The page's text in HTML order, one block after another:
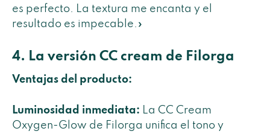
es perfecto. La textura me encanta y el
resultado es impecable.»
4. La versión CC cream de Filorga
Ventajas del producto:
Luminosidad inmediata: La CC Cream
Oxygen-Glow de Filorga unifica el tono y